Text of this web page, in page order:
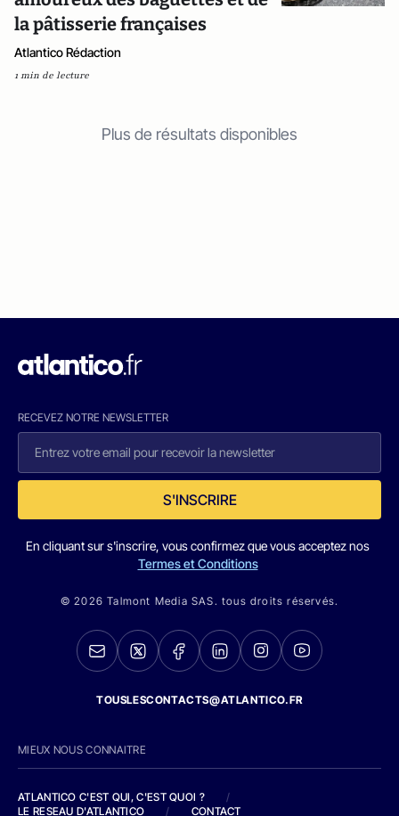
la pâtisserie françaises
Atlantico Rédaction
1 min de lecture
Plus de résultats disponibles
RECEVEZ NOTRE NEWSLETTER
S'INSCRIRE
En cliquant sur s'inscrire, vous confirmez que vous acceptez nos
Termes et Conditions
© 2026 Talmont Media SAS. tous droits réservés.
TOUSLESCONTACTS@ATLANTICO.FR
MIEUX NOUS CONNAITRE
ATLANTICO C'EST QUI, C'EST QUOI ?
/
LE RESEAU D'ATLANTICO
/ CONTACT